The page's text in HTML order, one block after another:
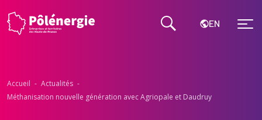
EN
Accueil - Actualités -
Méthanisation nouvelle génération avec Agriopale et Daudruy